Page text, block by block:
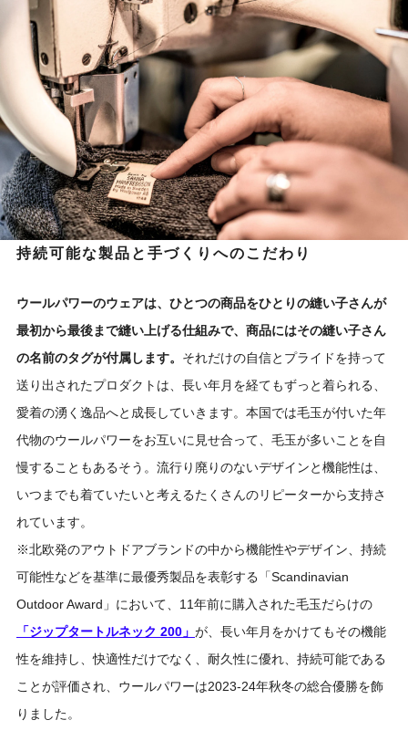
持続可能な製品と手づくりへのこだわり
ウールパワーのウェアは、ひとつの商品をひとりの縫い子さんが
最初から最後まで縫い上げる仕組みで、商品にはその縫い子さん
の名前のタグが付属します。 それだけの自信とプライドを持って
送り出されたプロダクトは、長い年月を経てもずっと着られる、
愛着の湧く逸品へと成長していきます。本国では毛玉が付いた年
代物のウールパワーをお互いに見せ合って、毛玉が多いことを自
慢することもあるそう。流行り廃りのないデザインと機能性は、
いつまでも着ていたいと考えるたくさんのリピーターから支持さ
れています。
※北欧発のアウトドアブランドの中から機能性やデザイン、持続
可能性などを基準に最優秀製品を表彰する「Scandinavian
Outdoor Award」において、11年前に購入された毛玉だらけの
「ジップタートルネック 200」 が、長い年月をかけてもその機能
性を維持し、快適性だけでなく、耐久性に優れ、持続可能である
ことが評価され、ウールパワーは2023-24年秋冬の総合優勝を飾
りました。